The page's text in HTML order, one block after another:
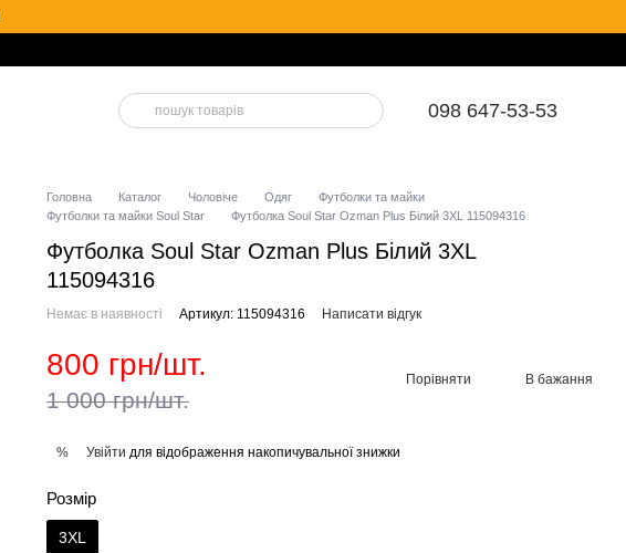
098 647-53-53
Головна Каталог Чоловіче Одяг
Футболки та майки
Футболки та майки Soul Star
Футболка Soul Star Ozman Plus Білий 3XL 115094316
Футболка Soul Star Ozman Plus Білий 3XL
115094316
Немає в наявності Артикул: 115094316 Написати відгук
800 грн/шт.
1 000 грн/шт.
Порівняти В бажання
% Увійти для відображення накопичувальної знижки
Розмір
3XL